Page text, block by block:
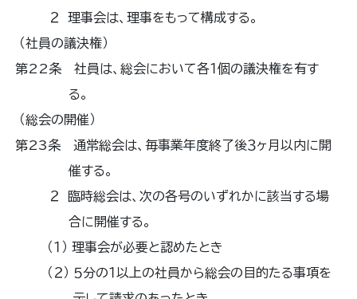
２ 理事会は、理事をもって構成する。
（社員の議決権）
第22条 社員は、総会において各１個の議決権を有す
る。
（総会の開催）
第23条 通常総会は、毎事業年度終了後３ヶ月以内に開
催する。
２ 臨時総会は、次の各号のいずれかに該当する場
合に開催する。
（１） 理事会が必要と認めたとき
（２） ５分の１以上の社員から総会の目的たる事項を